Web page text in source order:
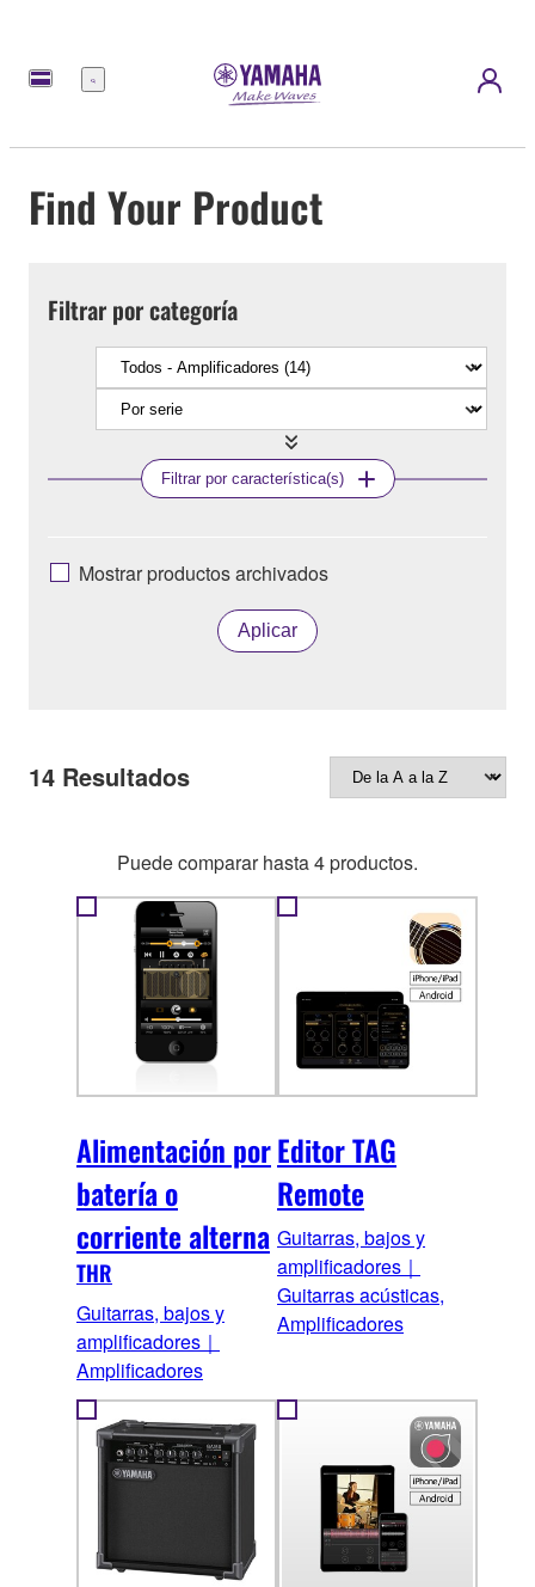
Menú
Find Your Product
Filtrar por categoría
Filtrar por característica(s)
Mostrar productos archivados
Aplicar
14 Resultados
Puede comparar hasta 4 productos.
Alimentación por
batería o
corriente alterna
THR
Guitarras, bajos y
amplificadores｜
Amplificadores
Editor TAG
Remote
Guitarras, bajos y
amplificadores｜
Guitarras acústicas,
Amplificadores